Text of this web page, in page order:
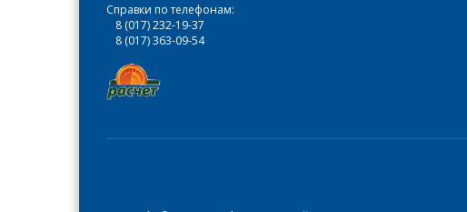
Справки по телефонам:
8 (017) 232-19-37
8 (017) 363-09-54